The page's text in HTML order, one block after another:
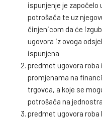
ispunjenje je
potrošača te uz
činjenicom da će
ugovora iz ovoga
ispunjena
predmet ugovora roba
promjenama na
trgovca, a koje se
potrošača na
predmet ugovora